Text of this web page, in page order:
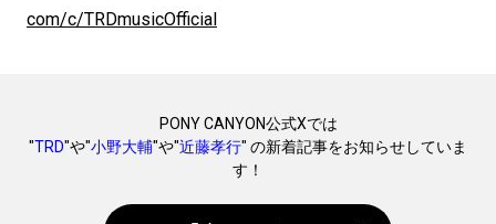
com/c/TRDmusicOfficial
PONY CANYON公式Xでは
"TRD"や"小野大輔"や"近藤孝行" の新着記事をお知らせしていま
す！